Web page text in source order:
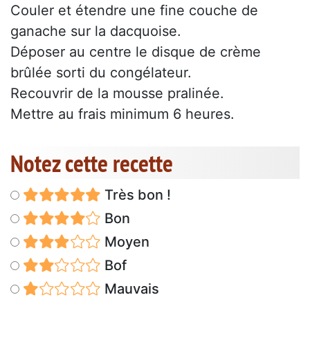
Couler et étendre une fine couche de
ganache sur la dacquoise.
Déposer au centre le disque de crème
brûlée sorti du congélateur.
Recouvrir de la mousse pralinée.
Mettre au frais minimum 6 heures.
Notez cette recette
Très bon !
Bon
Moyen
Bof
Mauvais